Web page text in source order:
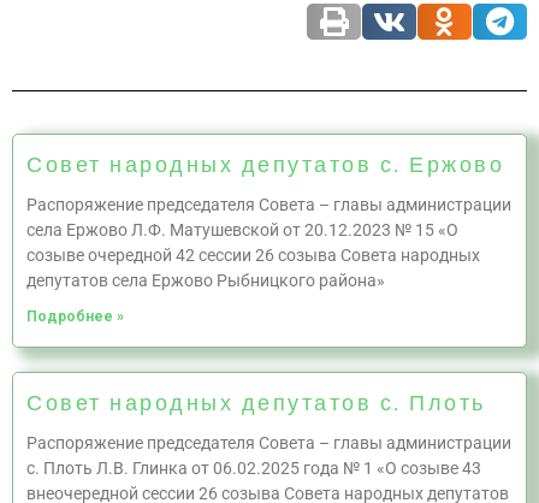
Совет народных депутатов с. Ержово
Распоряжение председателя Совета – главы администрации
села Ержово Л.Ф. Матушевской от 20.12.2023 № 15 «О
созыве очередной 42 сессии 26 созыва Совета народных
депутатов села Ержово Рыбницкого района»
Подробнее »
Совет народных депутатов с. Плоть
Распоряжение председателя Совета – главы администрации
с. Плоть Л.В. Глинка от 06.02.2025 года № 1 «О созыве 43
внеочередной сессии 26 созыва Совета народных депутатов